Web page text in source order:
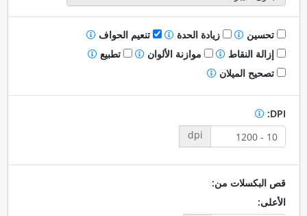
تحسين زيادة الحدة
تنعيم الحواف
إزالة النقاط
موازنة الألوان
تطبيع
تصحيح الميلان
DPI:
dpi
قص البكسلات من:
الأعلى: